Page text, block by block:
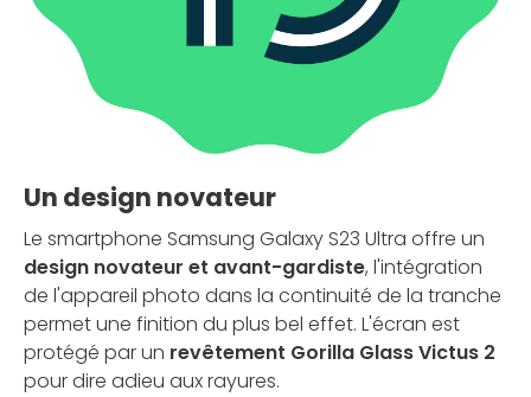
Un design novateur
Le smartphone Samsung Galaxy S23 Ultra offre un
design novateur et avant-gardiste, l'intégration
de l'appareil photo dans la continuité de la tranche
permet une finition du plus bel effet. L'écran est
protégé par un revêtement Gorilla Glass Victus 2
pour dire adieu aux rayures.